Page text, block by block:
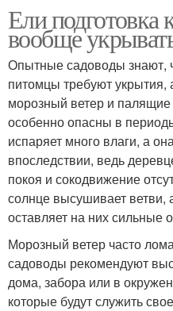
Ели подготовка
вообще
Опытные садоводы знают,
питомцы требуют укрытия,
морозный ветер и
особенно опасны в
испаряет много влаги, а
впоследствии, ведь
покоя и сокодвижение
солнце высушивает ветви,
оставляет на них сильные
Морозный ветер часто
садоводы рекомендуют
дома, забора или в
которые будут служить